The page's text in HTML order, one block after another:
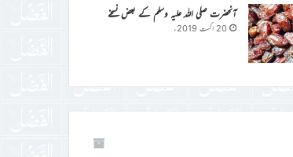
آنحضرت صلی اللہ علیہ وسلم کے بعض نسخے
20 اگست 2019ء